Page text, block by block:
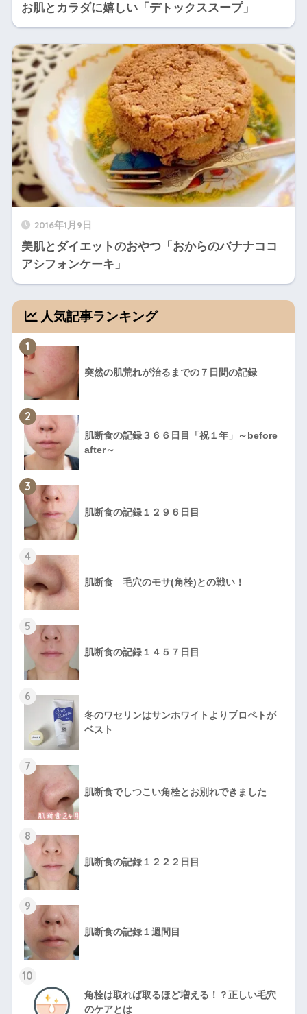
お肌とカラダに嬉しい「デトックススープ」
2016年1月9日
美肌とダイエットのおやつ「おからのバナナココ
アシフォンケーキ」
人気記事ランキング
1
突然の肌荒れが治るまでの７日間の記録
2
肌断食の記録３６６日目「祝１年」～before
after～
3
肌断食の記録１２９６日目
4
肌断食 毛穴のモサ(角栓)との戦い！
5
肌断食の記録１４５７日目
6
冬のワセリンはサンホワイトよりプロペトが
ベスト
7
肌断食でしつこい角栓とお別れできました
8
肌断食の記録１２２２日目
9
肌断食の記録１週間目
10
角栓は取れば取るほど増える！？正しい毛穴
のケアとは